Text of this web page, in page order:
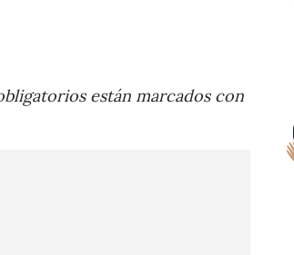
están marcados con